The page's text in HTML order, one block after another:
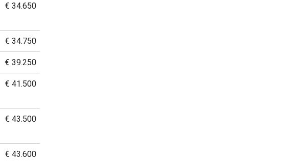
€ 34.650
€ 34.750
€ 39.250
€ 41.500
€ 43.500
€ 43.600